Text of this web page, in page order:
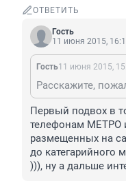
ОТВЕТИТЬ
Гость
11 июня 2015,
Гость11 июня 2015,
Расскажите,
Первый подвох в
телефонам МЕТРО
размещенных на
до категарийного
))), ну а дальше